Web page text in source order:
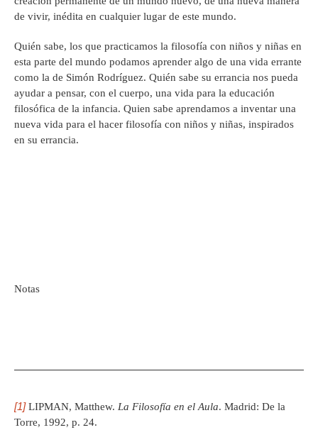
de vivir, inédita en cualquier lugar de este mundo.
Quién sabe, los que practicamos la filosofía con niños y niñas en
esta parte del mundo podamos aprender algo de una vida errante
como la de Simón Rodríguez. Quién sabe su errancia nos pueda
ayudar a pensar, con el cuerpo, una vida para la educación
filosófica de la infancia. Quien sabe aprendamos a inventar una
nueva vida para el hacer filosofía con niños y niñas, inspirados
en su errancia.
Notas
[1]LIPMAN, Matthew. La Filosofía en el Aula. Madrid: De la
Torre, 1992, p. 24.